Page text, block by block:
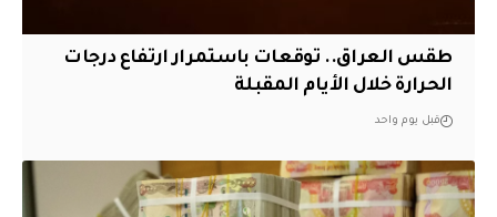
طقس العراق.. توقعات باستمرار ارتفاع درجات
الحرارة خلال الأيام المقبلة
قبل يوم واحد